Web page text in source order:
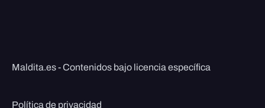
Maldita.es - Contenidos bajo licencia específica
Política de privacidad